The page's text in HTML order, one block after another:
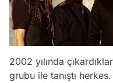
2002 yılında
grubu ile tanıştı